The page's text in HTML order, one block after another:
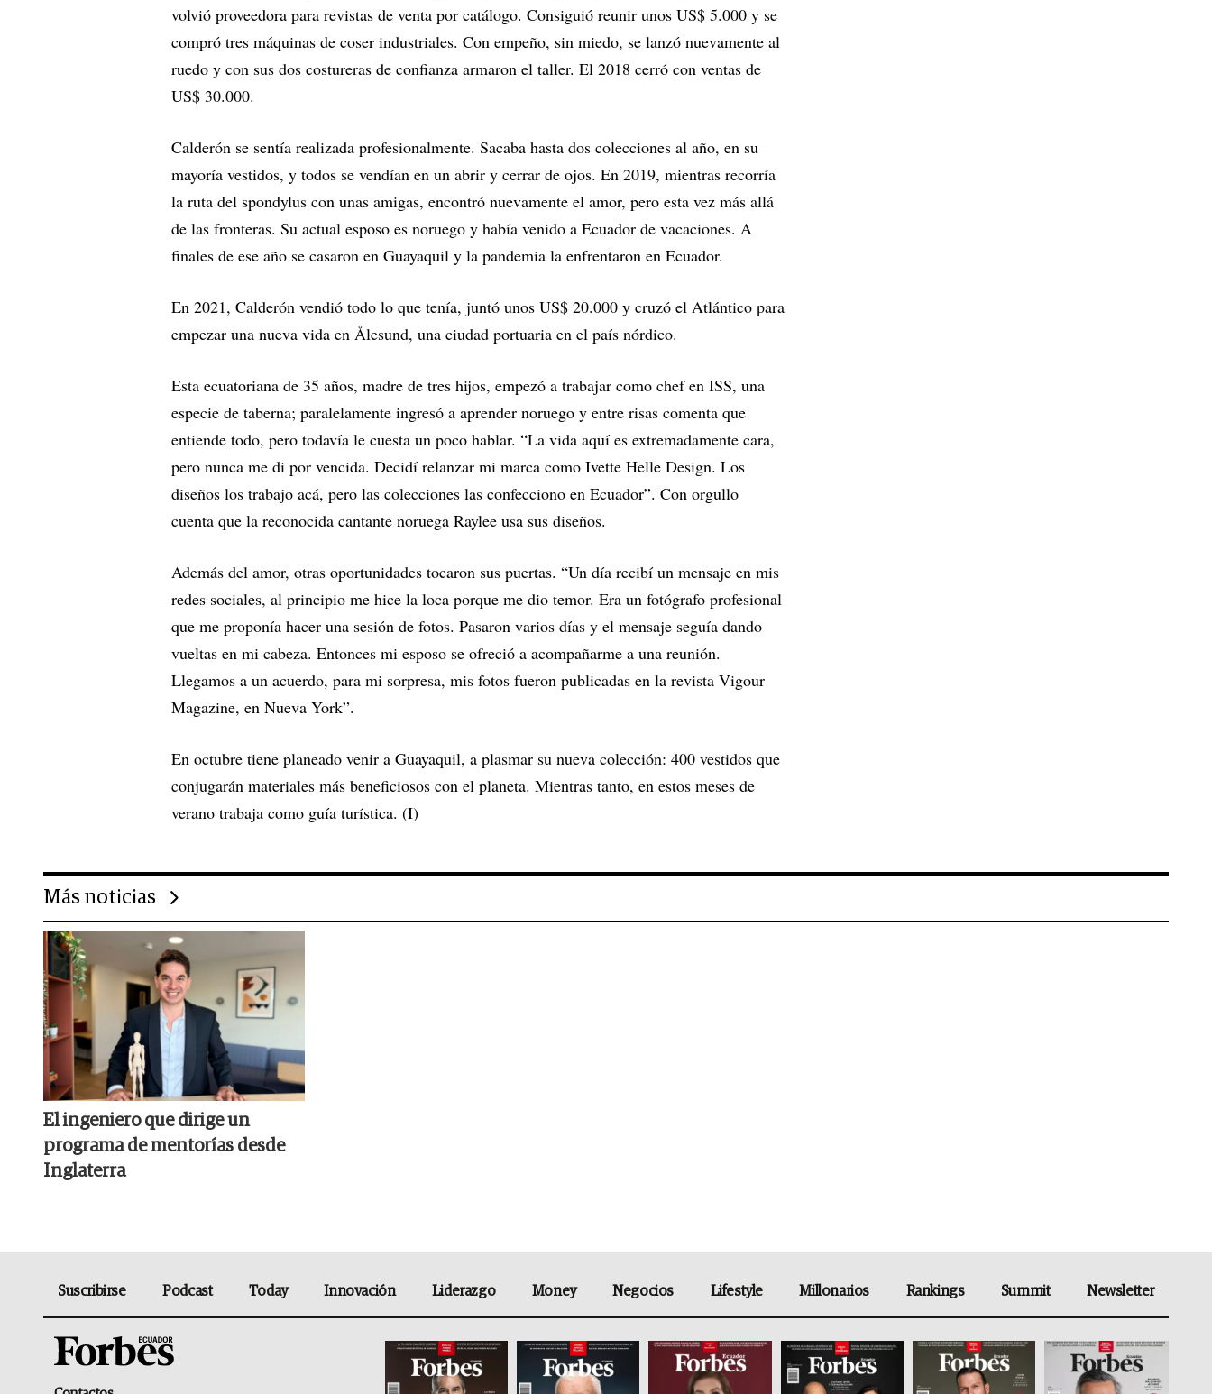
volvió proveedora para revistas de venta por catálogo. Consiguió reunir unos US$ 5.000 y se
compró tres máquinas de coser industriales. Con empeño, sin miedo, se lanzó nuevamente al
ruedo y con sus dos costureras de confianza armaron el taller. El 2018 cerró con ventas de
US$ 30.000.
Calderón se sentía realizada profesionalmente. Sacaba hasta dos colecciones al año, en su
mayoría vestidos, y todos se vendían en un abrir y cerrar de ojos. En 2019, mientras recorría
la ruta del spondylus con unas amigas, encontró nuevamente el amor, pero esta vez más allá
de las fronteras. Su actual esposo es noruego y había venido a Ecuador de vacaciones. A
finales de ese año se casaron en Guayaquil y la pandemia la enfrentaron en Ecuador.
En 2021, Calderón vendió todo lo que tenía, juntó unos US$ 20.000 y cruzó el Atlántico para
empezar una nueva vida en Ålesund, una ciudad portuaria en el país nórdico.
Esta ecuatoriana de 35 años, madre de tres hijos, empezó a trabajar como chef en ISS, una
especie de taberna; paralelamente ingresó a aprender noruego y entre risas comenta que
entiende todo, pero todavía le cuesta un poco hablar. “La vida aquí es extremadamente cara,
pero nunca me di por vencida. Decidí relanzar mi marca como Ivette Helle Design. Los
diseños los trabajo acá, pero las colecciones las confecciono en Ecuador”. Con orgullo
cuenta que la reconocida cantante noruega Raylee usa sus diseños.
Además del amor, otras oportunidades tocaron sus puertas. “Un día recibí un mensaje en mis
redes sociales, al principio me hice la loca porque me dio temor. Era un fotógrafo profesional
que me proponía hacer una sesión de fotos. Pasaron varios días y el mensaje seguía dando
vueltas en mi cabeza. Entonces mi esposo se ofreció a acompañarme a una reunión.
Llegamos a un acuerdo, para mi sorpresa, mis fotos fueron publicadas en la revista Vigour
Magazine, en Nueva York”.
En octubre tiene planeado venir a Guayaquil, a plasmar su nueva colección: 400 vestidos que
conjugarán materiales más beneficiosos con el planeta. Mientras tanto, en estos meses de
verano trabaja como guía turística. (I)
Más noticias
El ingeniero que dirige un
programa de mentorías desde
Inglaterra
Suscribirse Podcast Today Innovación Liderazgo Money Negocios Lifestyle Millonarios Rankings Summit Newsletter